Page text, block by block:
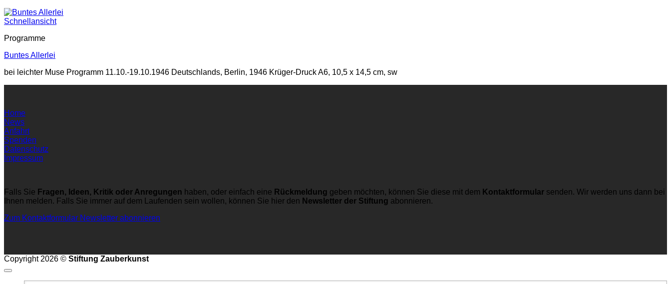
Schnellansicht
Programme
Buntes Allerlei
bei leichter Muse Programm 11.10.-19.10.1946 Deutschlands, Berlin, 1946 Krüger-Druck A6, 10,5 x 14,5 cm, sw
Home
News
Anfahrt
Spenden
Datenschutz
Impressum
Falls Sie Fragen, Ideen, Kritik oder Anregungen haben, oder einfach eine Rückmeldung geben möchten, können Sie diese mit dem Kontaktformular senden. Wir werden uns dann bei
Ihnen melden. Falls Sie immer auf dem Laufenden sein wollen, können Sie hier den Newsletter der Stiftung abonnieren.
Zum Kontaktformular Newsletter abonnieren
Copyright 2026 © Stiftung Zauberkunst